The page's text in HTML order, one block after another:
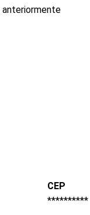
anteriormente
CEP
**********